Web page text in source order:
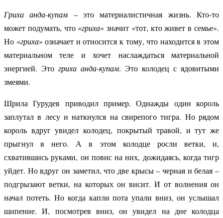
Гриха анда-купам – это материалистичная жизнь. Кто-то
может подумать, что «гриха» значит «тот, кто живет в семье».
Но «гриха» означает и относится к тому, что находится в этом
материальном теле и хочет наслаждаться материальной
энергией. Это гриха анда-купам. Это колодец с ядовитыми
змеями.
Шрила Гурудев приводил пример. Однажды один король
заплутал в лесу и наткнулся на свирепого тигра. Но рядом
король вдруг увидел колодец, покрытый травой, и тут же
прыгнул в него. А в этом колодце росли ветки, и,
схватившись руками, он повис на них, дожидаясь, когда тигр
уйдет. Но вдруг он заметил, что две крысы – черная и белая –
подгрызают ветки, на которых он висит. И от волнения он
начал потеть. Но когда капли пота упали вниз, он услышал
шипение. И, посмотрев вниз, он увидел на дне колодца